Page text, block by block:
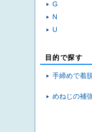
G
N
U
目的で探す
手締めで着
めねじの補